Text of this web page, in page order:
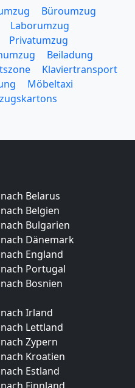
Büroumzug
Laborumzug
Privatumzug
Beiladung
Klaviertransport
Möbeltaxi
Belarus
Belgien
Bulgarien
Dänemark
England
Portugal
Bosnien
Irland
Lettland
Zypern
Kroatien
Estland
Finnland